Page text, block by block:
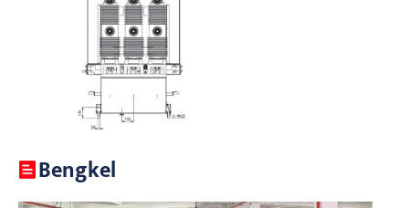
Bengkel